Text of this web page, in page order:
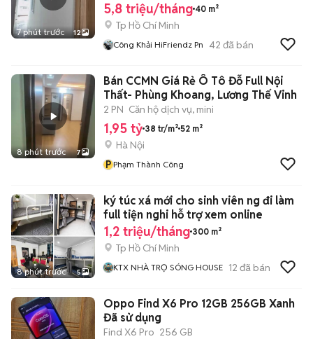
7 phút trước 12
5,8 triệu/tháng 40 m²
Tp Hồ Chí Minh
Công Khải HiFriendz Pn 42 đã bán
8 phút trước 7
Bán CCMN Giá Rẻ Ô Tô Đỗ Full Nội
Thất- Phùng Khoang, Lương Thế Vinh
2 PN Căn hộ dịch vụ, mini
1,95 tỷ 38 tr/m² 52 m²
Hà Nội
P Phạm Thành Công
8 phút trước 5
ký túc xá mới cho sinh viên ng đi làm
full tiện nghi hỗ trợ xem online
1,2 triệu/tháng 300 m²
Tp Hồ Chí Minh
KTX NHÀ TRỌ SÓNG HOUSE 12 đã bán
Oppo Find X6 Pro 12GB 256GB Xanh
Đã sử dụng
Find X6 Pro 256 GB